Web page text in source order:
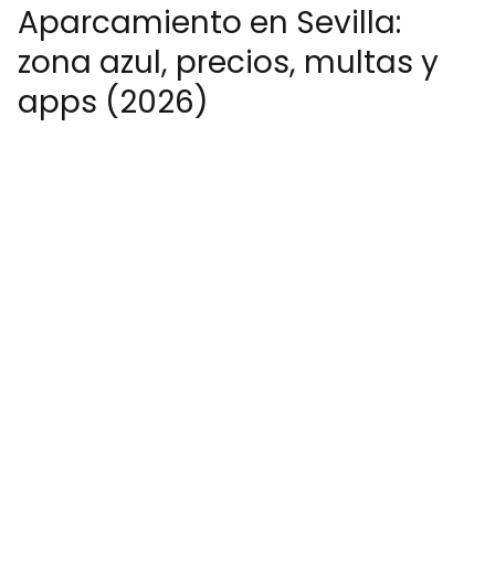
Aparcamiento en Sevilla:
zona azul, precios, multas y
apps (2026)